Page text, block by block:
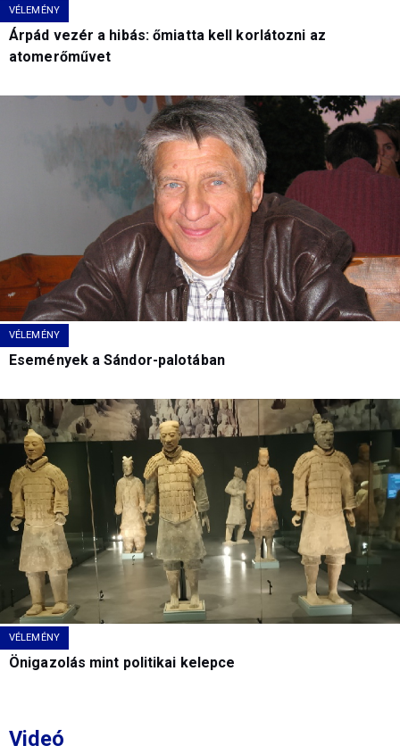
VÉLEMÉNY
Árpád vezér a hibás: őmiatta kell korlátozni az
atomerőművet
VÉLEMÉNY
Események a Sándor-palotában
VÉLEMÉNY
Önigazolás mint politikai kelepce
Videó